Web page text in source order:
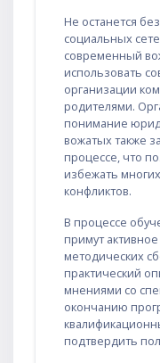
Не останется
социальных
современный
использовать
организации
родителями.
понимание
вожатых также
процессе, что
избежать
конфликтов.
В процессе
примут
методических
практический
мнениями со
окончанию
подтвердить